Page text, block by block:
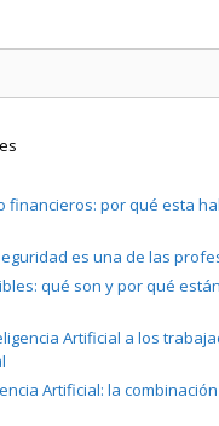
financieros: por qué esta
es una de las
qué son y por qué
Artificial a los
Artificial: la